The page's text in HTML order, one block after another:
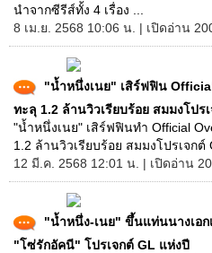
นำจากซีรีส์ทั้ง 4 เรื่อง ...
8 เม.ย. 2568 10:06 น. | เปิดอ่าน
"น้ำหนึ่งเนย" เสิร์ฟฟิน
ทะลุ 1.2 ล้านวิวเรียบร้อย สมมงโปร
"น้ำหนึ่งเนย" เสิร์ฟฟินทำ Official
1.2 ล้านวิวเรียบร้อย สมมงโปรเจกต์
12 มี.ค. 2568 12:01 น. | เปิดอ่าน
"น้ำหนึ่ง-เนย" ขึ้นแท่นนางเอ
"โซ่รักอัคนี" โปรเจกต์ GL แห่งปี